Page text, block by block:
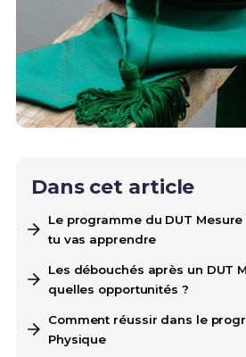
Dans cet article
Le programme du DUT
tu vas apprendre
Les débouchés après un DUT
quelles opportunités ?
Comment réussir dans le
Physique